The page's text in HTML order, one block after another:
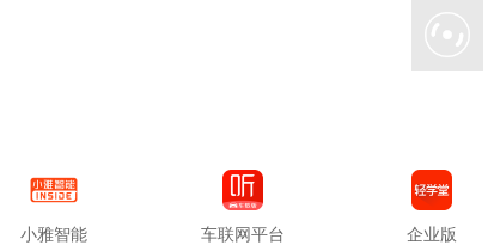
小雅智能 车联网平台 企业版